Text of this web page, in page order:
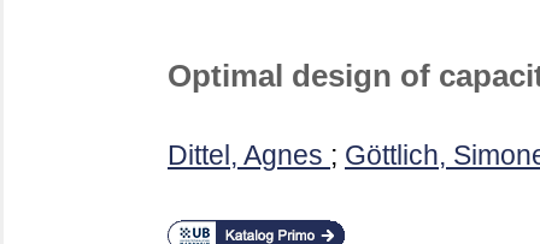
Optimal design of
Dittel, Agnes ; Göttlich,